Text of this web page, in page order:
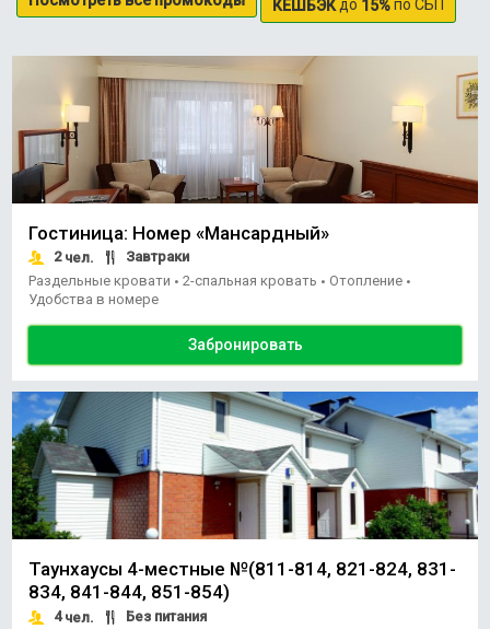
КЕШБЭКдо 15%по СБП
Гостиница: Номер «Мансардный»
2чел.
Завтраки
Раздельные кровати • 2-спальная кровать • Отопление •
Удобства в номере
Забронировать
Таунхаусы 4-местные №(811-814, 821-824, 831-
834, 841-844, 851-854)
4чел. Без питания